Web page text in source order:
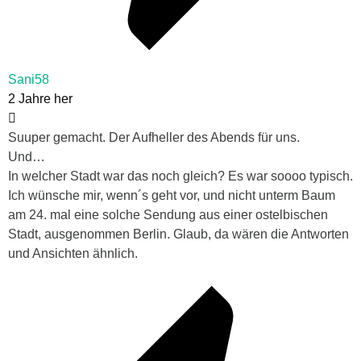
Sani58
2 Jahre her
Suuper gemacht. Der Aufheller des Abends für uns.
Und…
In welcher Stadt war das noch gleich? Es war soooo typisch.
Ich wünsche mir, wenn´s geht vor, und nicht unterm Baum
am 24. mal eine solche Sendung aus einer ostelbischen
Stadt, ausgenommen Berlin. Glaub, da wären die Antworten
und Ansichten ähnlich.